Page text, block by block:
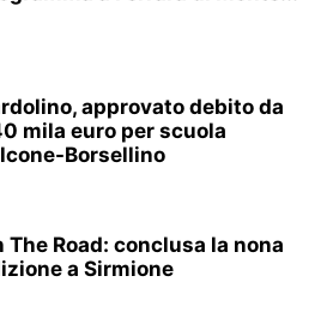
approvato debito da
mila euro per scuola
Borsellino
The Road: conclusa la nona
a Sirmione